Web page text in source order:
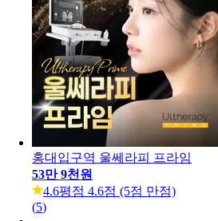
홍대입구역 울쎄라피 프라임
53만 9천원
4.6평점 4.6점 (5점 만점)
(5)